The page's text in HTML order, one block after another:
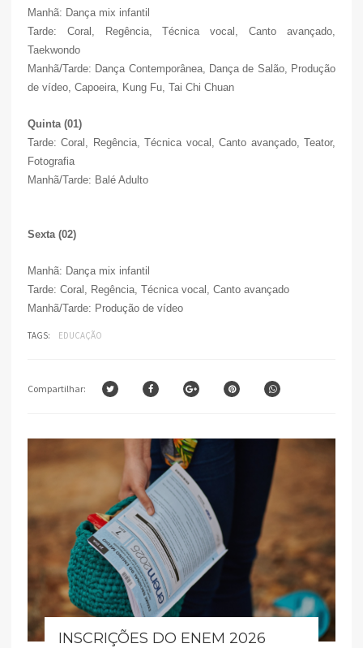
Manhã: Dança mix infantil
Tarde: Coral, Regência, Técnica vocal, Canto avançado,
Taekwondo
Manhã/Tarde: Dança Contemporânea, Dança de Salão, Produção
de vídeo, Capoeira, Kung Fu, Tai Chi Chuan
Quinta (01)
Tarde: Coral, Regência, Técnica vocal, Canto avançado, Teator,
Fotografia
Manhã/Tarde: Balé Adulto
Sexta (02)
Manhã: Dança mix infantil
Tarde: Coral, Regência, Técnica vocal, Canto avançado
Manhã/Tarde: Produção de vídeo
TAGS: EDUCAÇÃO
Compartilhar:
INSCRIÇÕES DO ENEM 2026